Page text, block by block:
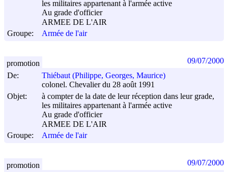
les militaires appartenant à l'armée active
Au grade d'officier
ARMEE DE L'AIR
Groupe:
Armée de l'air
De:
Thiébaut (Philippe, Georges, Maurice)
colonel. Chevalier du 28 août 1991
Objet:
à compter de la date de leur réception dans leur grade,
les militaires appartenant à l'armée active
Au grade d'officier
ARMEE DE L'AIR
Groupe:
Armée de l'air
promotion 09/07/2000
promotion 09/07/2000